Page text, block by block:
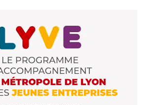
exténués et bons derniers au
vous : Le Café des Cultures où les
et les cakes maisons nous
et Lense Party, Lyon mai 2009 - Fashion
min